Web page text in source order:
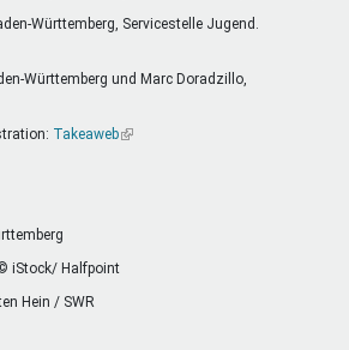
Württemberg, Servicestelle Jugend.
Württemberg und Marc Doradzillo,
Takeaweb(Link
iStock/ Halfpoint
Hein / SWR